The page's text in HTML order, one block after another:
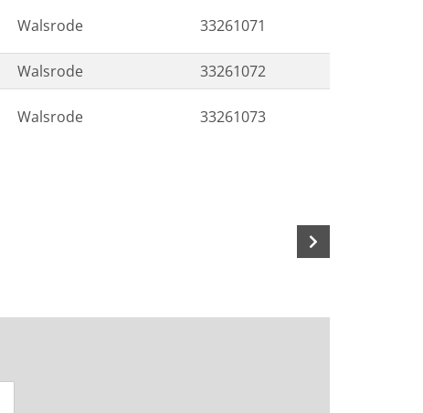
Walsrode 33261071
Walsrode
33261072
Walsrode 33261073